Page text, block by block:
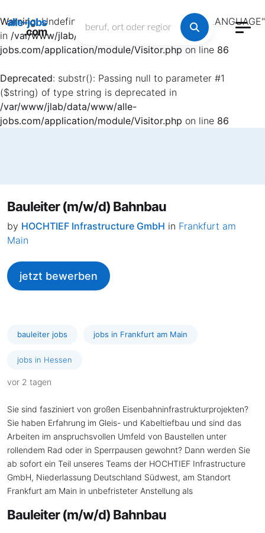
Warning: Undefined array key "HTTP_ACCEPT_LANGUAGE"
in /var/www/jlab/data/www/alle-
jobs.com/application/module/Visitor.php on line 86
Deprecated: substr(): Passing null to parameter #1
($string) of type string is deprecated in
/var/www/jlab/data/www/alle-
jobs.com/application/module/Visitor.php on line 86
alle-jobs
.com
Bauleiter (m/w/d) Bahnbau
by HOCHTIEF Infrastructure GmbH in Frankfurt am
Main
jetzt bewerben
bauleiter jobs jobs in Frankfurt am Main
jobs in Hessen
vor 2 tagen
Sie sind fasziniert von großen Eisenbahninfrastrukturprojekten?
Sie haben Erfahrung im Gleis- und Kabeltiefbau und sind das
Arbeiten im anspruchsvollen Umfeld von Baustellen unter
rollendem Rad oder in Sperrpausen gewohnt? Dann werden Sie
ab sofort ein Teil unseres Teams der HOCHTIEF Infrastructure
GmbH, Niederlassung Deutschland Südwest, am Standort
Frankfurt am Main in unbefristeter Anstellung als
Bauleiter (m/w/d) Bahnbau